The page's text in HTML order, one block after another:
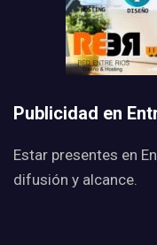
Publicidad en
Estar presentes en
difusión y alcance.